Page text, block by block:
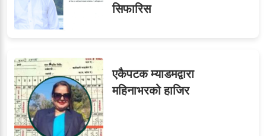
७
जुनियरलाई दोहोरो जिम्मेवारी,
सिफारिस
एकैपटक म्याडमद्वारा
महिनाभरको हाजिर